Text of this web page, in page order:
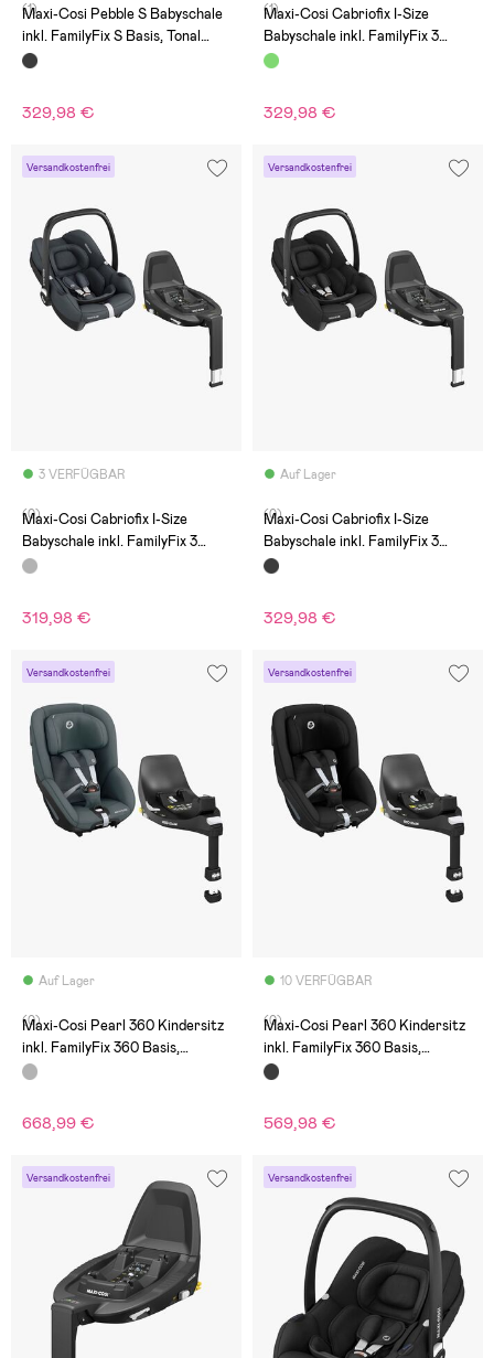
(1)
Maxi-Cosi Pebble S Babyschale
inkl. FamilyFix S Basis, Tonal
Black
329,98 €
(1)
Maxi-Cosi Cabriofix I-Size
Babyschale inkl. FamilyFix 3
Basis, Essential Green
329,98 €
Versandkostenfrei
3 VERFÜGBAR
(0)
Maxi-Cosi Cabriofix I-Size
Babyschale inkl. FamilyFix 3
Basis, Essential Graphite
319,98 €
Versandkostenfrei
Auf Lager
(0)
Maxi-Cosi Cabriofix I-Size
Babyschale inkl. FamilyFix 3
Basis, Essential Black
329,98 €
Versandkostenfrei
Auf Lager
(0)
Maxi-Cosi Pearl 360 Kindersitz
inkl. FamilyFix 360 Basis,
Authentic Graphite
668,99 €
Versandkostenfrei
10 VERFÜGBAR
(0)
Maxi-Cosi Pearl 360 Kindersitz
inkl. FamilyFix 360 Basis,
Authentic Black
569,98 €
Versandkostenfrei Versandkostenfrei